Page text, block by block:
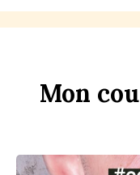
Mon cou